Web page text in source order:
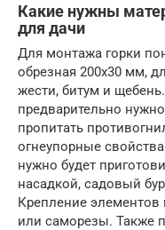
Какие нужны
для дачи
Для монтажа горки
обрезная 200х30 мм,
жести, битум и
предварительно
пропитать
огнеупорные
нужно будет
насадкой, садовый
Крепление
или саморезы. Также